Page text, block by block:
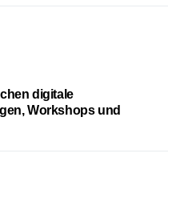
digitale
Workshops und